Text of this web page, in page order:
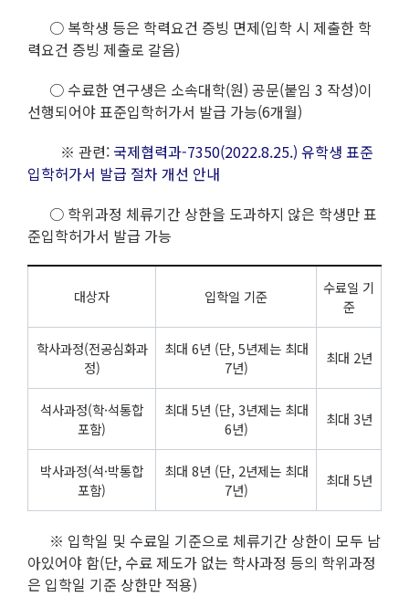
○ 복학생 등은 학력요건 증빙 면제(입학 시 제출한 학
력요건 증빙 제출로 갈음)
○ 수료한 연구생은 소속대학(원) 공문(붙임 3 작성)이
선행되어야 표준입학허가서 발급 가능(6개월)
※ 관련: 국제협력과-7350(2022.8.25.) 유학생 표준
입학허가서 발급 절차 개선 안내
○ 학위과정 체류기간 상한을 도과하지 않은 학생만 표
준입학허가서 발급 가능
대상자 입학일 기준
수료일 기
준
학사과정(전공심화과
정)
최대 6년 (단, 5년제는 최대
7년)
최대 2년
석사과정(학·석통합
포함)
최대 5년 (단, 3년제는 최대
6년)
최대 3년
박사과정(석·박통합
포함)
최대 8년 (단, 2년제는 최대
7년)
최대 5년
※ 입학일 및 수료일 기준으로 체류기간 상한이 모두 남
아있어야 함(단, 수료 제도가 없는 학사과정 등의 학위과정
은 입학일 기준 상한만 적용)